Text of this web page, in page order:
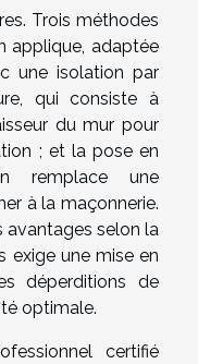
Trois méthodes
applique, adaptée
une isolation par
qui consiste à
du mur pour
; et la pose en
remplace une
à la maçonnerie.
avantages selon la
exige une mise en
déperditions de
optimale.
certifié